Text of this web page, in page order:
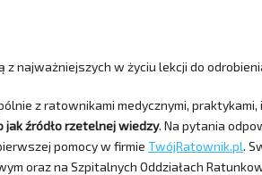
z najważniejszych w życiu lekcji do
z ratownikami medycznymi,
źródło rzetelnej wiedzy. Na pytania
pomocy w firmie TwójRatownik.pl.
oraz na Szpitalnych Oddziałach